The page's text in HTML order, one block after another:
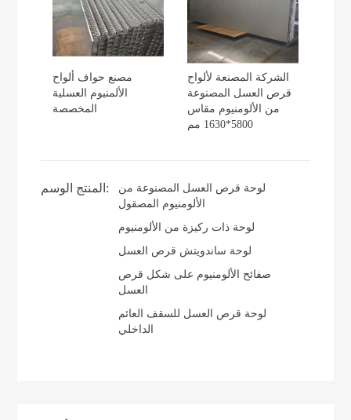
مصنع حواف ألواح
الألمنيوم العسلية
المخصصة
الشركة المصنعة لألواح
قرص العسل المصنوعة
من الألومنيوم مقاس
5800*1630 مم
المنتج الوسم:
لوحة قرص العسل المصنوعة من
الألومنيوم المصقول
لوحة ذات ركيزة من الألومنيوم
لوحة ساندويتش قرص العسل
صفائح الألومنيوم على شكل قرص
العسل
لوحة قرص العسل للسقف العائم
الداخلي